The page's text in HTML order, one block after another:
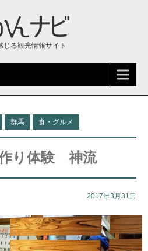
じる観光情報サイト
群馬 食・グルメ
り体験 神流
2017年3月31日